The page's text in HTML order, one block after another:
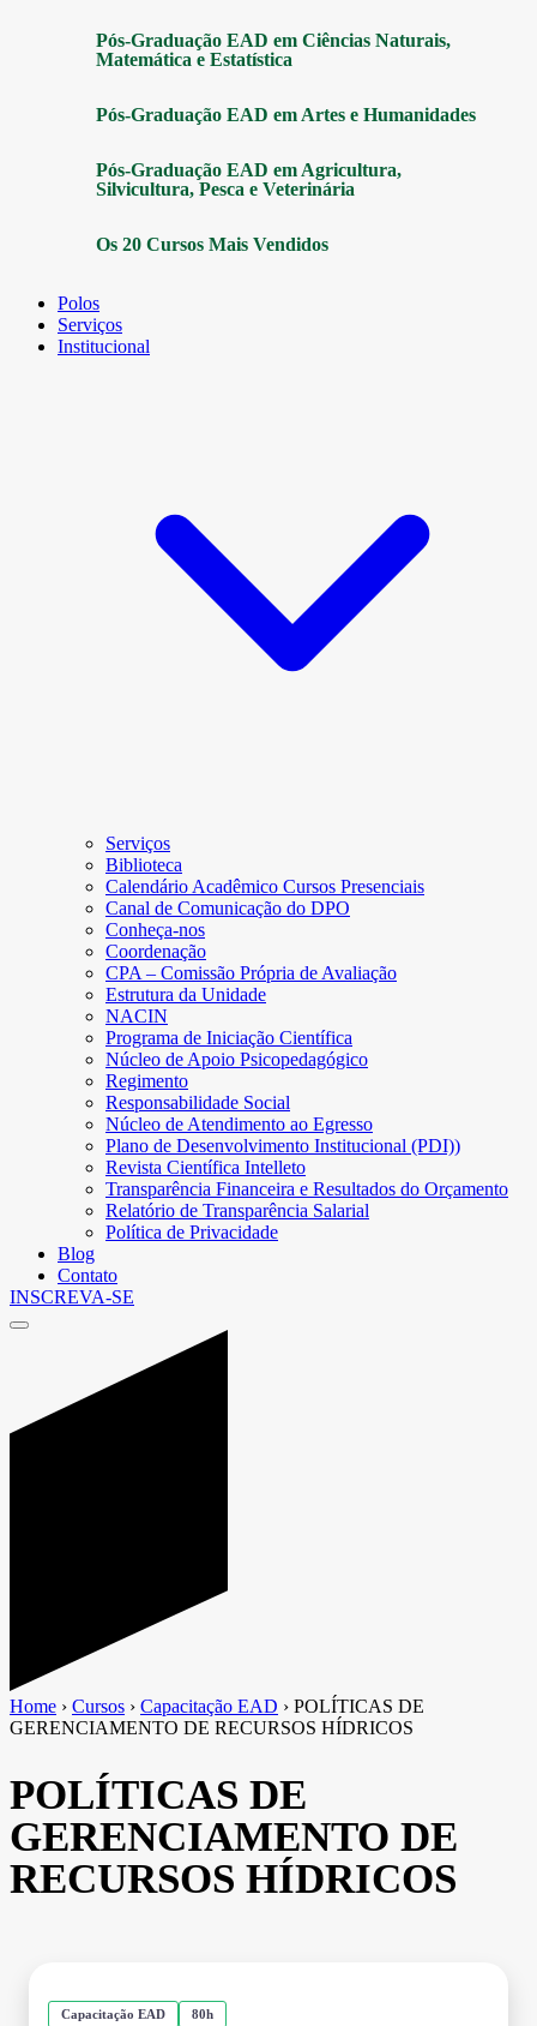
Pós-Graduação EAD em Ciências Naturais,
Matemática e Estatística
Pós-Graduação EAD em Artes e Humanidades
Pós-Graduação EAD em Agricultura,
Silvicultura, Pesca e Veterinária
Os 20 Cursos Mais Vendidos
Polos
Serviços
Institucional
Serviços
Biblioteca
Calendário Acadêmico Cursos Presenciais
Canal de Comunicação do DPO
Conheça-nos
Coordenação
CPA – Comissão Própria de Avaliação
Estrutura da Unidade
NACIN
Programa de Iniciação Científica
Núcleo de Apoio Psicopedagógico
Regimento
Responsabilidade Social
Núcleo de Atendimento ao Egresso
Plano de Desenvolvimento Institucional (PDI))
Revista Científica Intelleto
Transparência Financeira e Resultados do Orçamento
Relatório de Transparência Salarial
Política de Privacidade
Blog
Contato
INSCREVA-SE
Home › Cursos › Capacitação EAD › POLÍTICAS DE
GERENCIAMENTO DE RECURSOS HÍDRICOS
POLÍTICAS DE
GERENCIAMENTO DE
RECURSOS HÍDRICOS
Capacitação EAD 80h